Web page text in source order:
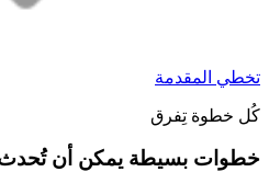
تخطي المقدمة
كُل خطوة تِفرق
خطوات بسيطة يمكن أن تُحدث